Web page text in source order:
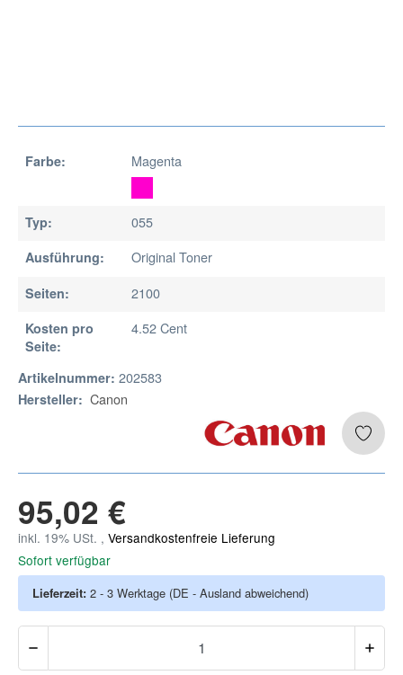
Farbe: Magenta
Typ: 055
Ausführung: Original Toner
Seiten: 2100
Kosten pro
Seite:
4.52 Cent
Artikelnummer: 202583
Hersteller: Canon
95,02 €
inkl. 19% USt. , Versandkostenfreie Lieferung
Sofort verfügbar
Lieferzeit: 2 - 3 Werktage (DE - Ausland abweichend)